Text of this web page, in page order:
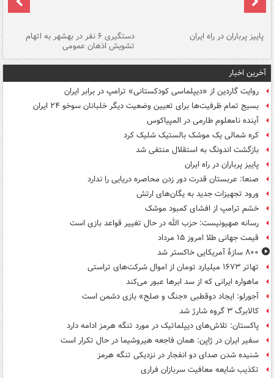
پاییز پرباران در راه ایران دستگیری ۶ نفر در بهشهر به اتهام
تشویش اذهان عمومی
آخرین اخبار
روایت گاردین از «دیپلماسی کودکستانی» ترامپ در برابر ایران
بسیج تمام ظرفیت‌ها برای تعیین وضعیت دیگر خلبانان سوخو ۲۴ ایران
آینده نامعلوم طارمی در المپیاکوس
کره شمالی یک موشک بالستیک شلیک کرد
بازگشت اندونگ به استقلال منتفی شد
پاییز پرباران در راه ایران
صنعا: عربستان قدرت دور زدن محاصره دریایی را ندارد
ورود تجهیزات جدید به یگان‌های ارتش
خشم ترامپ از افشای کمبود موشک
رسانه صهیونیست: حزب الله در حال تغییر قواعد بازی است
قیمت جهانی طلا امروز ۱۵ مرداد
۸۰۰ سازۀ آمریکایی خاکستر شد
تهاتر ۱۶۷۳ میلیارد تومان از اموال شرکت‌های تراستی
ماهواره ایرانی که از سد ابرها عبور می‌کند
آجورلو: ایجاد دوقطبی «جنگ و صلح‌» بازی دشمن است
کالابرگ ۳ گروه شارژ شد
پاکستان: تلاش‌های دیپلماتیک در مورد تنگه هرمز ادامه دارد
سفیر ایران در ژاپن: همان فاجعه هیروشیما در حال تکرار است
شنیده شدن صدای دو انفجار در نزدیکی تنگه هرمز
تکذیب شایعه معافیت سربازان فراری